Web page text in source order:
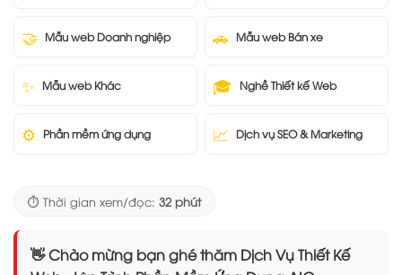
🤝 Mẫu web Doanh nghiệp 🚗 Mẫu web Bán xe
✨ Mẫu web Khác 🎓 Nghề Thiết kế Web
⚙️ Phần mềm ứng dụng 📈 Dịch vụ SEO & Marketing
⏱️ Thời gian xem/đọc: 32 phút
👋 Chào mừng bạn ghé thăm Dịch Vụ Thiết Kế